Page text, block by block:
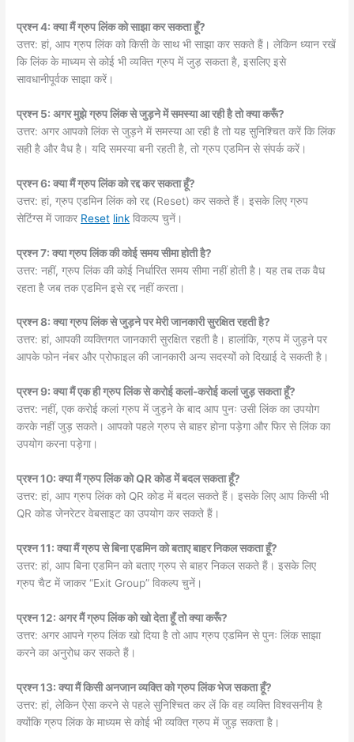
प्रश्न 4: क्या मैं ग्रुप लिंक को साझा कर सकता हूँ?
उत्तर: हां, आप ग्रुप लिंक को किसी के साथ भी साझा कर सकते हैं। लेकिन ध्यान रखें
कि लिंक के माध्यम से कोई भी व्यक्ति ग्रुप में जुड़ सकता है, इसलिए इसे
सावधानीपूर्वक साझा करें।
प्रश्न 5: अगर मुझे ग्रुप लिंक से जुड़ने में समस्या आ रही है तो क्या करूँ?
उत्तर: अगर आपको लिंक से जुड़ने में समस्या आ रही है तो यह सुनिश्चित करें कि लिंक
सही है और वैध है। यदि समस्या बनी रहती है, तो ग्रुप एडमिन से संपर्क करें।
प्रश्न 6: क्या मैं ग्रुप लिंक को रद्द कर सकता हूँ?
उत्तर: हां, ग्रुप एडमिन लिंक को रद्द (Reset) कर सकते हैं। इसके लिए ग्रुप
सेटिंग्स में जाकर Reset link विकल्प चुनें।
प्रश्न 7: क्या ग्रुप लिंक की कोई समय सीमा होती है?
उत्तर: नहीं, ग्रुप लिंक की कोई निर्धारित समय सीमा नहीं होती है। यह तब तक वैध
रहता है जब तक एडमिन इसे रद्द नहीं करता।
प्रश्न 8: क्या ग्रुप लिंक से जुड़ने पर मेरी जानकारी सुरक्षित रहती है?
उत्तर: हां, आपकी व्यक्तिगत जानकारी सुरक्षित रहती है। हालांकि, ग्रुप में जुड़ने पर
आपके फोन नंबर और प्रोफाइल की जानकारी अन्य सदस्यों को दिखाई दे सकती है।
प्रश्न 9: क्या मैं एक ही ग्रुप लिंक से करोई कलां-करोई कलां जुड़ सकता हूँ?
उत्तर: नहीं, एक करोई कलां ग्रुप में जुड़ने के बाद आप पुनः उसी लिंक का उपयोग
करके नहीं जुड़ सकते। आपको पहले ग्रुप से बाहर होना पड़ेगा और फिर से लिंक का
उपयोग करना पड़ेगा।
प्रश्न 10: क्या मैं ग्रुप लिंक को QR कोड में बदल सकता हूँ?
उत्तर: हां, आप ग्रुप लिंक को QR कोड में बदल सकते हैं। इसके लिए आप किसी भी
QR कोड जेनरेटर वेबसाइट का उपयोग कर सकते हैं।
प्रश्न 11: क्या मैं ग्रुप से बिना एडमिन को बताए बाहर निकल सकता हूँ?
उत्तर: हां, आप बिना एडमिन को बताए ग्रुप से बाहर निकल सकते हैं। इसके लिए
ग्रुप चैट में जाकर “Exit Group” विकल्प चुनें।
प्रश्न 12: अगर मैं ग्रुप लिंक को खो देता हूँ तो क्या करूँ?
उत्तर: अगर आपने ग्रुप लिंक खो दिया है तो आप ग्रुप एडमिन से पुनः लिंक साझा
करने का अनुरोध कर सकते हैं।
प्रश्न 13: क्या मैं किसी अनजान व्यक्ति को ग्रुप लिंक भेज सकता हूँ?
उत्तर: हां, लेकिन ऐसा करने से पहले सुनिश्चित कर लें कि वह व्यक्ति विश्वसनीय है
क्योंकि ग्रुप लिंक के माध्यम से कोई भी व्यक्ति ग्रुप में जुड़ सकता है।